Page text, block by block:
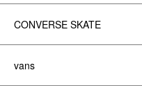
CONVERSE SKATE
vans